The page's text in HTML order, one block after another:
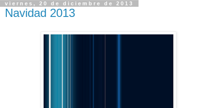
viernes, 20 de diciembre de 2013
Navidad 2013